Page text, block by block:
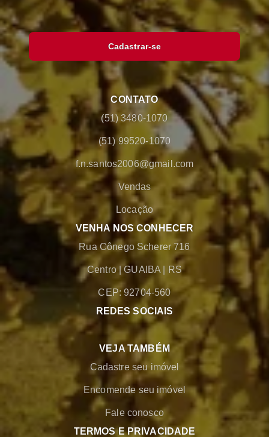
Cadastrar-se
CONTATO
(51) 3480-1070
(51) 99520-1070
f.n.santos2006@gmail.com
Vendas
Locação
VENHA NOS CONHECER
Rua Cônego Scherer 716
Centro |GUAIBA RS
CEP: 92704-560
REDES SOCIAIS
VEJA TAMBÉM
Cadastre seu imóvel
Encomende seu imóvel
Fale conosco
TERMOS E PRIVACIDADE